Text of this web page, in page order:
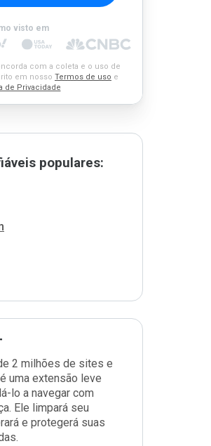
visto em
com a coleta e o uso de
em nosso Termos de uso e
de Privacidade
populares:
2 milhões de sites e
uma extensão leve
lo a navegar com
Ele limpará seu
e protegerá suas